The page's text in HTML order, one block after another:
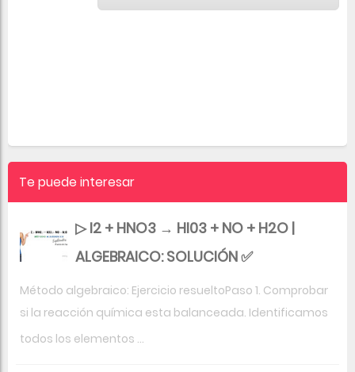
Te puede interesar
▷ I2 + HNO3 → HI03 + NO + H2O |
ALGEBRAICO: SOLUCIÓN ✅
Método algebraico: Ejercicio resueltoPaso 1. Comprobar
si la reacción química esta balanceada. Identificamos
todos los elementos ...